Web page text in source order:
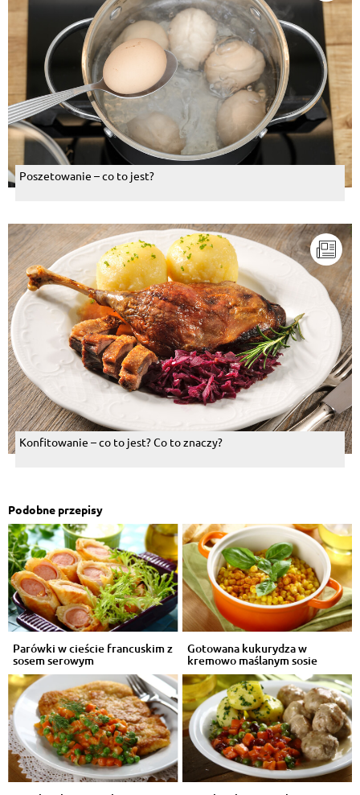
Poszetowanie – co to jest?
Konfitowanie – co to jest? Co to znaczy?
Podobne przepisy
Parówki w cieście francuskim z
sosem serowym
Gotowana kukurydza w
kremowo maślanym sosie